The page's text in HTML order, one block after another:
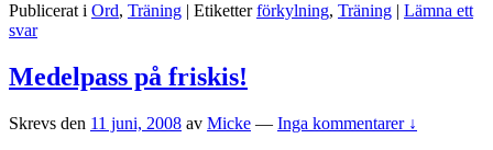
Publicerat i Ord, Träning | Etiketter förkylning, Träning | Lämna ett
svar
Medelpass på friskis!
Skrevs den 11 juni, 2008 av Micke — Inga kommentarer ↓